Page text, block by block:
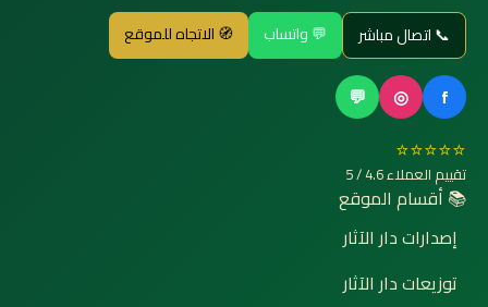
📞 اتصال مباشر 💬 واتساب 🧭 الاتجاه للموقع
f
◎
💬
⭐⭐⭐⭐⭐
تقييم العملاء 4.6 / 5
📚 أقسام الموقع
إصدارات دار الآثار
توزيعات دار الآثار